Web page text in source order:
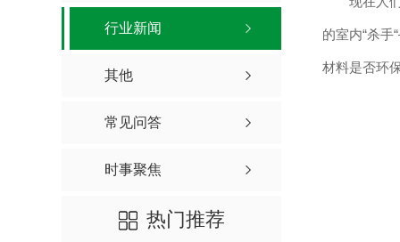
行业新闻
其他
常见问答
时事聚焦
热门推荐
的室内“杀
材料是否环